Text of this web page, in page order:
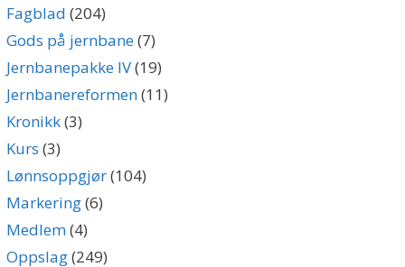
Fagblad (204)
Gods på jernbane(7)
Jernbanepakke IV(19)
Jernbanereformen(11)
Kronikk(3)
Kurs (3)
Lønnsoppgjør(104)
Markering(6)
Medlem(4)
Oppslag(249)